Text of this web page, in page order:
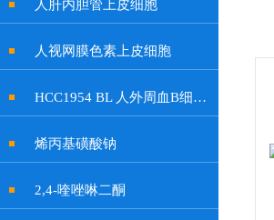
人肝内胆管上皮细胞
人视网膜色素上皮细胞
HCC1954 BL 人外周血B细胞系
烯丙基磺酸钠
2,4-喹唑啉二酮